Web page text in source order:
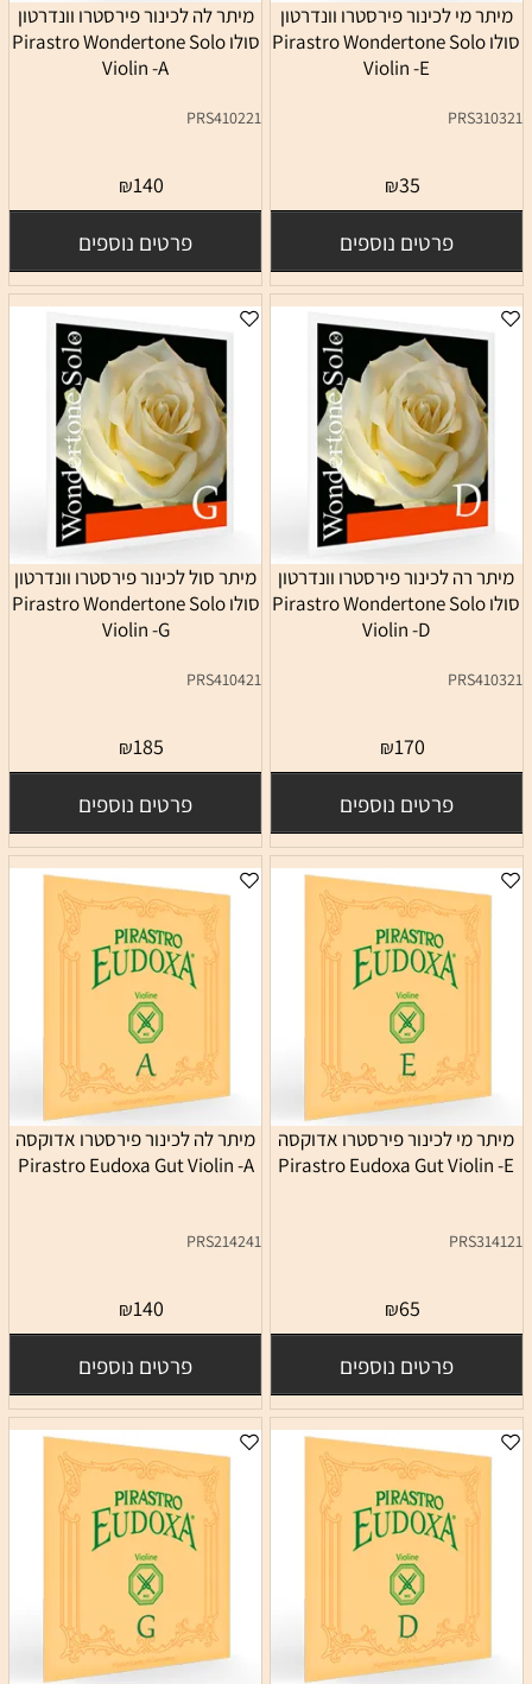
מיתר מי לכינור פירסטרו וונדרטון
סולו Pirastro Wondertone Solo
Violin -E
PRS310321
₪35
פרטים נוספים
מיתר לה לכינור פירסטרו וונדרטון
סולו Pirastro Wondertone Solo
Violin -A
PRS410221
₪140
פרטים נוספים
מיתר רה לכינור פירסטרו וונדרטון
סולו Pirastro Wondertone Solo
Violin -D
PRS410321
₪170
פרטים נוספים
מיתר סול לכינור פירסטרו וונדרטון
סולו Pirastro Wondertone Solo
Violin -G
PRS410421
₪185
פרטים נוספים
מיתר מי לכינור פירסטרו אדוקסה
Pirastro Eudoxa Gut Violin -E
PRS314121
₪65
פרטים נוספים
מיתר לה לכינור פירסטרו אדוקסה
Pirastro Eudoxa Gut Violin -A
PRS214241
₪140
פרטים נוספים